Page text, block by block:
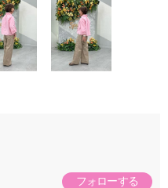
フォローする